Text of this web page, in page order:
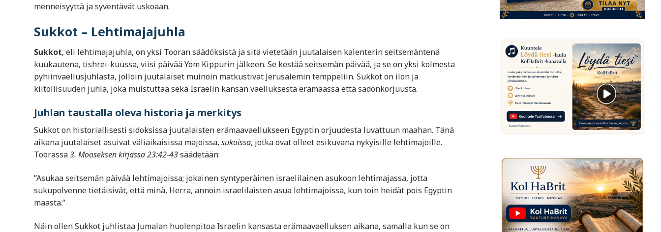
menneisyyttä ja syventävät uskoaan.
Sukkot – Lehtimajajuhla
Sukkot, eli lehtimajajuhla, on yksi Tooran säädöksistä ja sitä vietetään juutalaisen kalenterin seitsemäntenä
kuukautena, tishrei-kuussa, viisi päivää Yom Kippurin jälkeen. Se kestää seitsemän päivää, ja se on yksi kolmesta
pyhiinvaellusjuhlasta, jolloin juutalaiset muinoin matkustivat Jerusalemin temppeliin. Sukkot on ilon ja
kiitollisuuden juhla, joka muistuttaa sekä Israelin kansan vaelluksesta erämaassa että sadonkorjuusta.
Juhlan taustalla oleva historia ja merkitys
Sukkot on historiallisesti sidoksissa juutalaisten erämaavaellukseen Egyptin orjuudesta luvattuun maahan. Tänä
aikana juutalaiset asuivat väliaikaisissa majoissa, sukoissa, jotka ovat olleet esikuvana nykyisille lehtimajoille.
Toorassa3. Mooseksen kirjassa 23:42-43säädetään:
”Asukaa seitsemän päivää lehtimajoissa; jokainen syntyperäinen israelilainen asukoon lehtimajassa, jotta
sukupolvenne tietäisivät, että minä, Herra, annoin israelilaisten asua lehtimajoissa, kun toin heidät pois Egyptin
maasta.”
Näin ollen Sukkot juhlistaa Jumalan huolenpitoa Israelin kansasta erämaavaelluksen aikana, samalla kun se on